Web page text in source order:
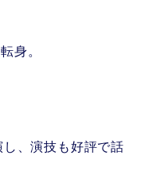
身。
、演技も好評で話